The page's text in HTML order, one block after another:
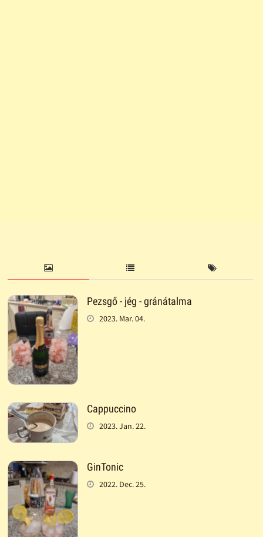
Pezsgő - jég - gránátalma
2023. Mar. 04.
Cappuccino
2023. Jan. 22.
GinTonic
2022. Dec. 25.